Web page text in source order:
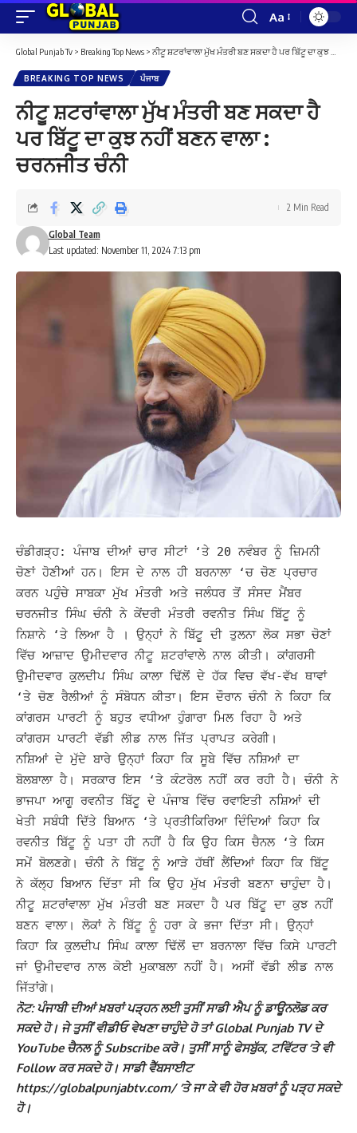
Font
Resizer
Aa
Global Punjab Tv > Breaking Top News > ਨੀਟੂ ਸ਼ਟਰਾਂਵਾਲਾ ਮੁੱਖ ਮੰਤਰੀ ਬਣ ਸਕਦਾ ਹੈ ਪਰ ਬਿੱਟੂ ਦਾ ਕੁਝ ਨਹੀਂ ਬਣਨ ਵਾਲਾ : ਚਰਨਜੀਤ ਚੰਨੀ
BREAKING TOP NEWS ਪੰਜਾਬ
ਨੀਟੂ ਸ਼ਟਰਾਂਵਾਲਾ ਮੁੱਖ ਮੰਤਰੀ ਬਣ ਸਕਦਾ ਹੈ
ਪਰ ਬਿੱਟੂ ਦਾ ਕੁਝ ਨਹੀਂ ਬਣਨ ਵਾਲਾ :
ਚਰਨਜੀਤ ਚੰਨੀ
Last updated: November 11, 2024 7:13 pm
Global Team
2 Min Read
ਚੰਡੀਗੜ੍ਹ: ਪੰਜਾਬ ਦੀਆਂ ਚਾਰ ਸੀਟਾਂ ‘ਤੇ 20 ਨਵੰਬਰ ਨੂੰ ਜ਼ਿਮਨੀ
ਚੋਣਾਂ ਹੋਣੀਆਂ ਹਨ। ਇਸ ਦੇ ਨਾਲ ਹੀ ਬਰਨਾਲਾ ‘ਚ ਚੋਣ ਪ੍ਰਚਾਰ
ਕਰਨ ਪਹੁੰਚੇ ਸਾਬਕਾ ਮੁੱਖ ਮੰਤਰੀ ਅਤੇ ਜਲੰਧਰ ਤੋਂ ਸੰਸਦ ਮੈਂਬਰ
ਚਰਨਜੀਤ ਸਿੰਘ ਚੰਨੀ ਨੇ ਕੇਂਦਰੀ ਮੰਤਰੀ ਰਵਨੀਤ ਸਿੰਘ ਬਿੱਟੂ ਨੂੰ
ਨਿਸ਼ਾਨੇ ‘ਤੇ ਲਿਆ ਹੈ । ਉਨ੍ਹਾਂ ਨੇ ਬਿੱਟੂ ਦੀ ਤੁਲਨਾ ਲੋਕ ਸਭਾ ਚੋਣਾਂ
ਵਿੱਚ ਆਜ਼ਾਦ ਉਮੀਦਵਾਰ ਨੀਟੂ ਸ਼ਟਰਾਂਵਾਲੇ ਨਾਲ ਕੀਤੀ। ਕਾਂਗਰਸੀ
ਉਮੀਦਵਾਰ ਕੁਲਦੀਪ ਸਿੰਘ ਕਾਲਾ ਢਿੱਲੋਂ ਦੇ ਹੱਕ ਵਿਚ ਵੱਖ-ਵੱਖ ਥਾਵਾਂ
‘ਤੇ ਚੋਣ ਰੈਲੀਆਂ ਨੂੰ ਸੰਬੋਧਨ ਕੀਤਾ। ਇਸ ਦੌਰਾਨ ਚੰਨੀ ਨੇ ਕਿਹਾ ਕਿ
ਕਾਂਗਰਸ ਪਾਰਟੀ ਨੂੰ ਬਹੁਤ ਵਧੀਆ ਹੁੰਗਾਰਾ ਮਿਲ ਰਿਹਾ ਹੈ ਅਤੇ
ਕਾਂਗਰਸ ਪਾਰਟੀ ਵੱਡੀ ਲੀਡ ਨਾਲ ਜਿੱਤ ਪ੍ਰਾਪਤ ਕਰੇਗੀ।
ਨਸ਼ਿਆਂ ਦੇ ਮੁੱਦੇ ਬਾਰੇ ਉਨ੍ਹਾਂ ਕਿਹਾ ਕਿ ਸੂਬੇ ਵਿੱਚ ਨਸ਼ਿਆਂ ਦਾ
ਬੋਲਬਾਲਾ ਹੈ। ਸਰਕਾਰ ਇਸ ‘ਤੇ ਕੰਟਰੋਲ ਨਹੀਂ ਕਰ ਰਹੀ ਹੈ। ਚੰਨੀ ਨੇ
ਭਾਜਪਾ ਆਗੂ ਰਵਨੀਤ ਬਿੱਟੂ ਦੇ ਪੰਜਾਬ ਵਿੱਚ ਰਵਾਇਤੀ ਨਸ਼ਿਆਂ ਦੀ
ਖੇਤੀ ਸਬੰਧੀ ਦਿੱਤੇ ਬਿਆਨ ‘ਤੇ ਪ੍ਰਤੀਕਿਰਿਆ ਦਿੰਦਿਆਂ ਕਿਹਾ ਕਿ
ਰਵਨੀਤ ਬਿੱਟੂ ਨੂੰ ਪਤਾ ਹੀ ਨਹੀਂ ਹੈ ਕਿ ਉਹ ਕਿਸ ਚੈਨਲ ‘ਤੇ ਕਿਸ
ਸਮੇਂ ਬੋਲਣਗੇ। ਚੰਨੀ ਨੇ ਬਿੱਟੂ ਨੂੰ ਆੜੇ ਹੱਥੀਂ ਲੈਂਦਿਆਂ ਕਿਹਾ ਕਿ ਬਿੱਟੂ
ਨੇ ਕੱਲ੍ਹ ਬਿਆਨ ਦਿੱਤਾ ਸੀ ਕਿ ਉਹ ਮੁੱਖ ਮੰਤਰੀ ਬਣਨਾ ਚਾਹੁੰਦਾ ਹੈ।
ਨੀਟੂ ਸ਼ਟਰਾਂਵਾਲਾ ਮੁੱਖ ਮੰਤਰੀ ਬਣ ਸਕਦਾ ਹੈ ਪਰ ਬਿੱਟੂ ਦਾ ਕੁਝ ਨਹੀਂ
ਬਣਨ ਵਾਲਾ। ਲੋਕਾਂ ਨੇ ਬਿੱਟੂ ਨੂੰ ਹਰਾ ਕੇ ਭਜਾ ਦਿੱਤਾ ਸੀ। ਉਨ੍ਹਾਂ
ਕਿਹਾ ਕਿ ਕੁਲਦੀਪ ਸਿੰਘ ਕਾਲਾ ਢਿੱਲੋਂ ਦਾ ਬਰਨਾਲਾ ਵਿੱਚ ਕਿਸੇ ਪਾਰਟੀ
ਜਾਂ ਉਮੀਦਵਾਰ ਨਾਲ ਕੋਈ ਮੁਕਾਬਲਾ ਨਹੀਂ ਹੈ। ਅਸੀਂ ਵੱਡੀ ਲੀਡ ਨਾਲ
ਜਿੱਤਾਂਗੇ।
ਨੋਟ: ਪੰਜਾਬੀ ਦੀਆਂ ਖ਼ਬਰਾਂ ਪੜ੍ਹਨ ਲਈ ਤੁਸੀਂ ਸਾਡੀ ਐਪ ਨੂੰ ਡਾਊਨਲੋਡ ਕਰ
ਸਕਦੇ ਹੋ। ਜੇ ਤੁਸੀਂ ਵੀਡੀਓ ਵੇਖਣਾ ਚਾਹੁੰਦੇ ਹੋ ਤਾਂ Global Punjab TV ਦੇ
YouTube ਚੈਨਲ ਨੂੰ Subscribe ਕਰੋ। ਤੁਸੀਂ ਸਾਨੂੰ ਫੇਸਬੁੱਕ, ਟਵਿੱਟਰ ‘ਤੇ ਵੀ
Follow ਕਰ ਸਕਦੇ ਹੋ। ਸਾਡੀ ਵੈੱਬਸਾਈਟ
https://globalpunjabtv.com/ ‘ਤੇ ਜਾ ਕੇ ਵੀ ਹੋਰ ਖ਼ਬਰਾਂ ਨੂੰ ਪੜ੍ਹ ਸਕਦੇ
ਹੋ।